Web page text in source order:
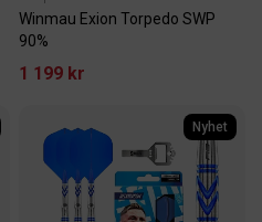
Winmau Exion Torpedo SWP
90%
1 199 kr
Nyhet